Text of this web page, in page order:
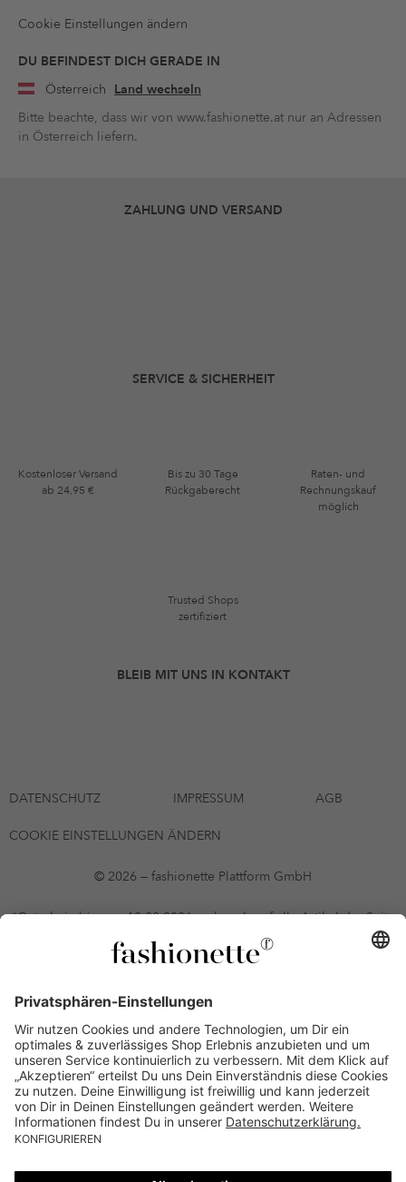
Cookie Einstellungen ändern
DU BEFINDEST DICH GERADE IN
Österreich Land wechseln
Bitte beachte, dass wir von www.fashionette.at nur an Adressen
in Österreich liefern.
ZAHLUNG UND VERSAND
SERVICE & SICHERHEIT
Kostenloser Versand
ab 24,95 €
Bis zu 30 Tage
Rückgaberecht
Raten- und
Rechnungskauf
möglich
Trusted Shops
zertifiziert
BLEIB MIT UNS IN KONTAKT
DATENSCHUTZ IMPRESSUM AGB
COOKIE EINSTELLUNGEN ÄNDERN
© 2026 — fashionette Plattform GmbH
*Gutschein bis zum 12.08.2026 mehrmals auf alle Artikel der Seite
fashionette.at/selected-styles anwendbar. Es gelten die in den AGB
§9 festgelegten Bedingungen.
vorausgesetzt, alle Preise inkl. MwSt. und ohne Versandkosten. Bei
Ratenkäufen kann die letzte Rate geringfügig abweichen. Die
Anzahl der Raten und die jeweilige Verfügbarkeit von
Zahlungsmethoden kann variieren. Die Prominenten, die
namentlich genannt oder dargestellt werden, haben keine der auf
der Website angebotenen Artikel anerkannt, empfohlen oder
befürwortet. Lieferungen sind nur an Lieferadressen in Österreich